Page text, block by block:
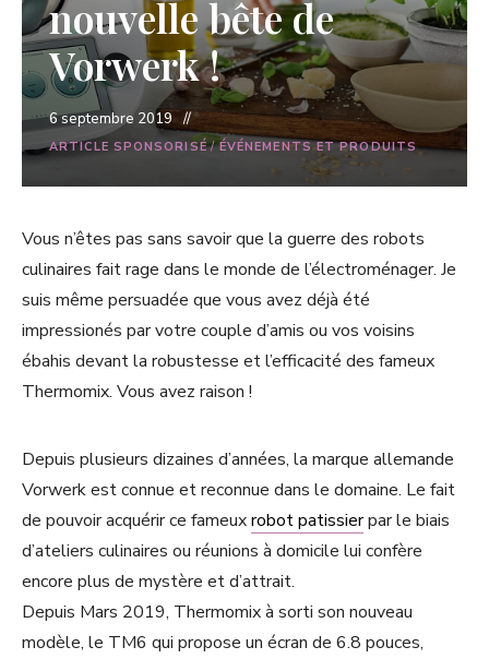
nouvelle bête de
Vorwerk !
6 septembre 2019
ARTICLE SPONSORISÉ/ÉVÉNEMENTS ET PRODUITS
Vous n’êtes pas sans savoir que la guerre des robots
culinaires fait rage dans le monde de l’électroménager. Je
suis même persuadée que vous avez déjà été
impressionés par votre couple d’amis ou vos voisins
ébahis devant la robustesse et l’efficacité des fameux
Thermomix. Vous avez raison !
Depuis plusieurs dizaines d’années, la marque allemande
Vorwerk est connue et reconnue dans le domaine. Le fait
de pouvoir acquérir ce fameuxrobot patissierpar le biais
d’ateliers culinaires ou réunions à domicile lui confère
encore plus de mystère et d’attrait.
Depuis Mars 2019, Thermomix à sorti son nouveau
modèle, le TM6 qui propose un écran de 6.8 pouces,